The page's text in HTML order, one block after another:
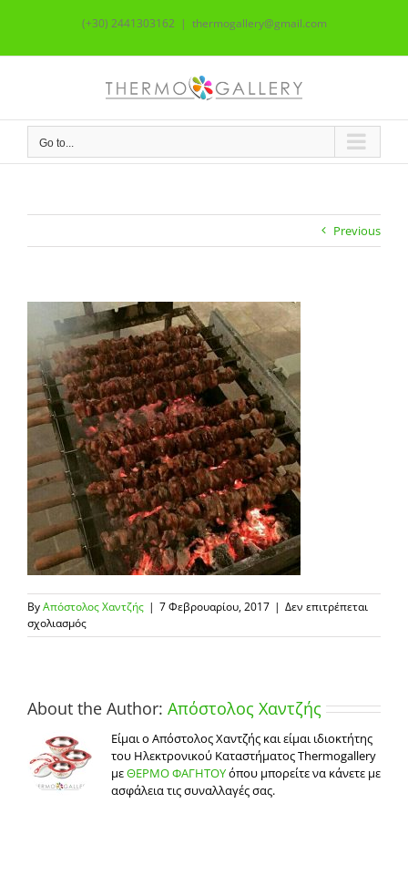
(+30) 2441303162 | thermogallery@gmail.com
Go to...
Previous
ByΑπόστολος Χαντζής | 7 Φεβρουαρίου, 2017 | Δεν επιτρέπεται
σχολιασμόςστο
τσικνοπεμπτη2
About the Author: Απόστολος Χαντζής
Είμαι ο Απόστολος Χαντζής και είμαι ιδιοκτήτης
του Ηλεκτρονικού Καταστήματος Thermogallery
μεΘΕΡΜΟ ΦΑΓΗΤΟΥόπου μπορείτε να κάνετε με
ασφάλεια τις συναλλαγές σας.